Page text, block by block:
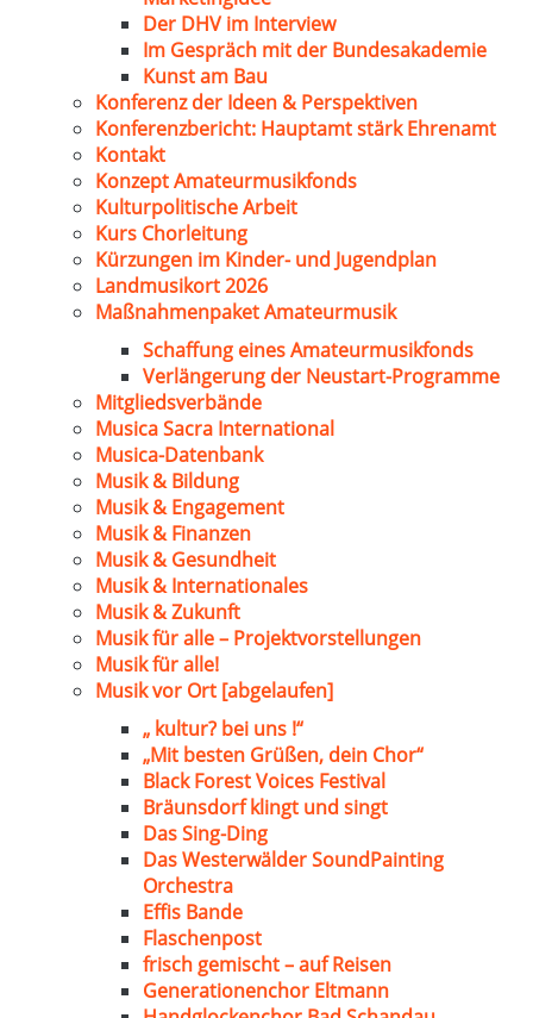
Der DHV im Interview
Im Gespräch mit der Bundesakademie
Kunst am Bau
Konferenz der Ideen & Perspektiven
Konferenzbericht: Hauptamt stärk Ehrenamt
Kontakt
Konzept Amateurmusikfonds
Kulturpolitische Arbeit
Kurs Chorleitung
Kürzungen im Kinder- und Jugendplan
Landmusikort 2026
Maßnahmenpaket Amateurmusik
Schaffung eines Amateurmusikfonds
Verlängerung der Neustart-Programme
Mitgliedsverbände
Musica Sacra International
Musica-Datenbank
Musik & Bildung
Musik & Engagement
Musik & Finanzen
Musik & Gesundheit
Musik & Internationales
Musik & Zukunft
Musik für alle – Projektvorstellungen
Musik für alle!
Musik vor Ort [abgelaufen]
„ kultur? bei uns !“
„Mit besten Grüßen, dein Chor“
Black Forest Voices Festival
Bräunsdorf klingt und singt
Das Sing-Ding
Das Westerwälder SoundPainting
Orchestra
Effis Bande
Flaschenpost
frisch gemischt – auf Reisen
Generationenchor Eltmann